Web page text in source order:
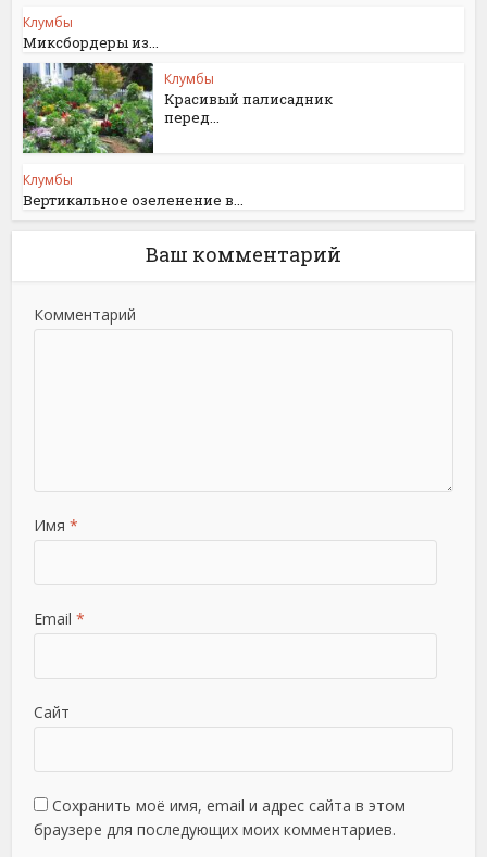
Клумбы
Миксбордеры из...
Клумбы
Красивый палисадник
перед...
Клумбы
Вертикальное озеленение в...
Ваш комментарий
Комментарий
Имя *
Email *
Сайт
Сохранить моё имя, email и адрес сайта в этом
браузере для последующих моих комментариев.